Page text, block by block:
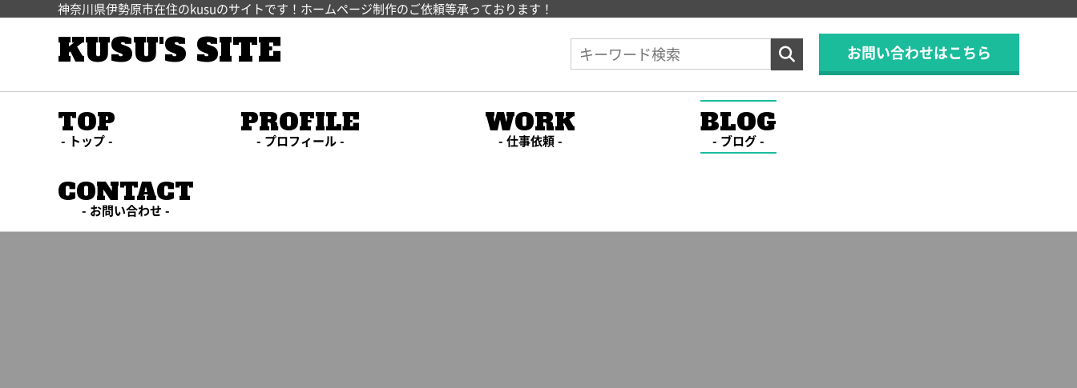
神奈川県伊勢原市在住のkusuのサイトです！ホームページ制作のご依頼等承っております！
KUSU'S SITE お問い合わせはこちら
TOP
トップ
PROFILE
プロフィール
WORK
仕事依頼
BLOG
ブログ
CONTACT
お問い合わせ